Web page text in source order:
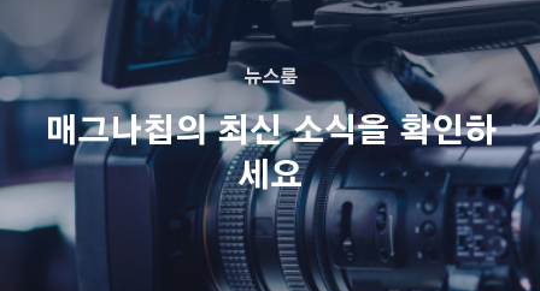
뉴스룸
매그나칩의 최신 소식을 확인하
세요